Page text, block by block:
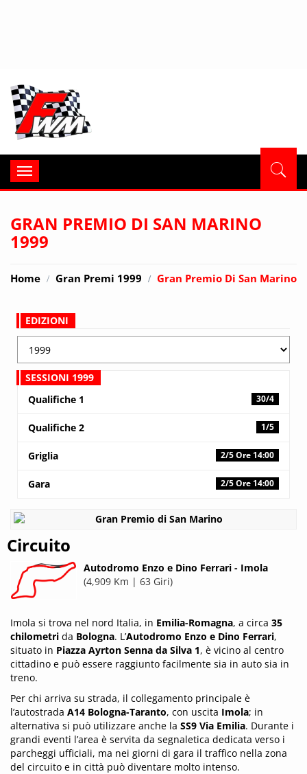
Toggle
navigation
GRAN PREMIO DI SAN MARINO
1999
Home Gran Premi 1999 Gran Premio Di San Marino
EDIZIONI
SESSIONI 1999
Qualifiche 1
30/4
Qualifiche 2 1/5
Griglia 2/5 Ore 14:00
Gara 2/5 Ore 14:00
Circuito
Autodromo Enzo e Dino Ferrari - Imola
(4,909 Km | 63 Giri)
Imola si trova nel nord Italia, in Emilia-Romagna, a circa 35
chilometri da Bologna. L’Autodromo Enzo e Dino Ferrari,
situato in Piazza Ayrton Senna da Silva 1, è vicino al centro
cittadino e può essere raggiunto facilmente sia in auto sia in
treno.
Per chi arriva su strada, il collegamento principale è
l’autostrada A14 Bologna-Taranto, con uscita Imola; in
alternativa si può utilizzare anche la SS9 Via Emilia. Durante i
grandi eventi l’area è servita da segnaletica dedicata verso i
parcheggi ufficiali, ma nei giorni di gara il traffico nella zona
del circuito e in città può diventare molto intenso.